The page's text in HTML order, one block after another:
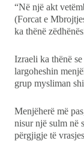
“Në një akt
(Forcat e
ka thënë
Izraeli ka thënë
largoheshin
grup mysliman
Menjëherë më
nisur një sulm në
përgjigje të